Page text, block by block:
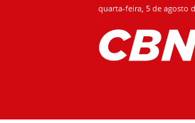
quarta-feira, 5 de agosto